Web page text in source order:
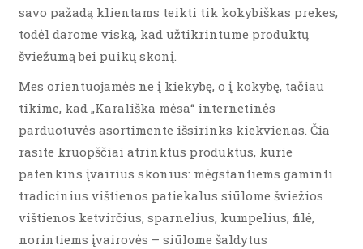
savo pažadą klientams teikti tik kokybiškas prekes,
todėl darome viską, kad užtikrintume produktų
šviežumą bei puikų skonį.
Mes orientuojamės ne į kiekybę, o į kokybę, tačiau
tikime, kad „Karališka mėsa“ internetinės
parduotuvės asortimente išsirinks kiekvienas. Čia
rasite kruopščiai atrinktus produktus, kurie
patenkins įvairius skonius: mėgstantiems gaminti
tradicinius vištienos patiekalus siūlome šviežios
vištienos ketvirčius, sparnelius, kumpelius, filė,
norintiems įvairovės – siūlome šaldytus